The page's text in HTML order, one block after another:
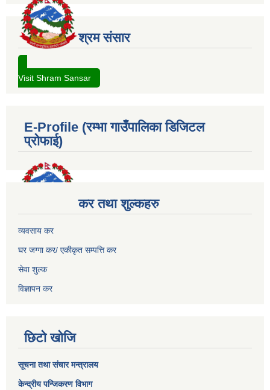
श्रम संसार
Visit Shram Sansar
E-Profile (रम्भा गाउँपालिका डिजिटल
प्रोफाई)
कर तथा शुल्कहरु
व्यवसाय कर
घर जग्गा कर/ एकीकृत सम्पत्ति कर
सेवा शुल्क
विज्ञापन कर
छिटो खोजि
सूचना तथा संचार मन्त्रालय
केन्द्रीय पन्जिकरण विभाग